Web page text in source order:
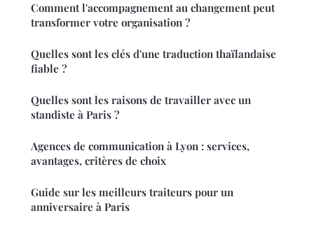
Comment l'accompagnement au changement peut
transformer votre organisation ?
Quelles sont les clés d'une traduction thaïlandaise
fiable ?
Quelles sont les raisons de travailler avec un
standiste à Paris ?
Agences de communication à Lyon : services,
avantages, critères de choix
Guide sur les meilleurs traiteurs pour un
anniversaire à Paris